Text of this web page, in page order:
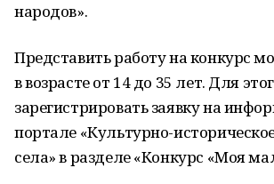
народов».
Представить работу на конкурс
в возрасте от 14 до 35 лет. Для
зарегистрировать заявку на
портале «Культурно-
села» в разделе «Конкурс «Моя